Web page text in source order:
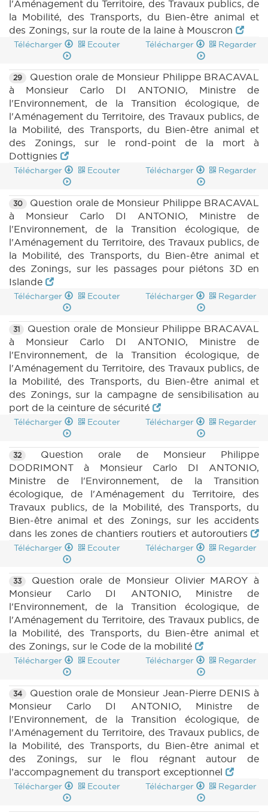
l'Aménagement du Territoire, des Travaux publics, de
la Mobilité, des Transports, du Bien-être animal et
des Zonings, sur la route de la laine à Mouscron
Télécharger Ecouter Télécharger Regarder
29
Question orale de Monsieur Philippe BRACAVAL
à Monsieur Carlo DI ANTONIO, Ministre de
l'Environnement, de la Transition écologique, de
l'Aménagement du Territoire, des Travaux publics, de
la Mobilité, des Transports, du Bien-être animal et
des Zonings, sur le rond-point de la mort à
Dottignies
Télécharger Ecouter Télécharger Regarder
30
Question orale de Monsieur Philippe BRACAVAL
à Monsieur Carlo DI ANTONIO, Ministre de
l'Environnement, de la Transition écologique, de
l'Aménagement du Territoire, des Travaux publics, de
la Mobilité, des Transports, du Bien-être animal et
des Zonings, sur les passages pour piétons 3D en
Islande
Télécharger Ecouter Télécharger Regarder
31
Question orale de Monsieur Philippe BRACAVAL
à Monsieur Carlo DI ANTONIO, Ministre de
l'Environnement, de la Transition écologique, de
l'Aménagement du Territoire, des Travaux publics, de
la Mobilité, des Transports, du Bien-être animal et
des Zonings, sur la campagne de sensibilisation au
port de la ceinture de sécurité
Télécharger Ecouter Télécharger Regarder
32
Question orale de Monsieur Philippe
DODRIMONT à Monsieur Carlo DI ANTONIO,
Ministre de l'Environnement, de la Transition
écologique, de l'Aménagement du Territoire, des
Travaux publics, de la Mobilité, des Transports, du
Bien-être animal et des Zonings, sur les accidents
dans les zones de chantiers routiers et autoroutiers
Télécharger Ecouter Télécharger Regarder
33
Question orale de Monsieur Olivier MAROY à
Monsieur Carlo DI ANTONIO, Ministre de
l'Environnement, de la Transition écologique, de
l'Aménagement du Territoire, des Travaux publics, de
la Mobilité, des Transports, du Bien-être animal et
des Zonings, sur le Code de la mobilité
Télécharger Ecouter Télécharger Regarder
34
Question orale de Monsieur Jean-Pierre DENIS à
Monsieur Carlo DI ANTONIO, Ministre de
l'Environnement, de la Transition écologique, de
l'Aménagement du Territoire, des Travaux publics, de
la Mobilité, des Transports, du Bien-être animal et
des Zonings, sur le flou régnant autour de
l’accompagnement du transport exceptionnel
Télécharger Ecouter Télécharger Regarder